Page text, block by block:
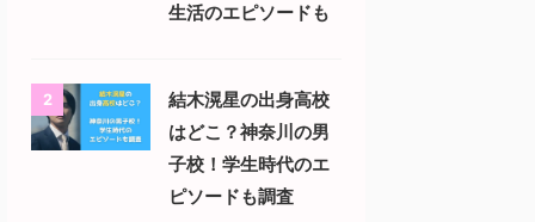
生活のエピソードも
2
結木滉星の出身高校
はどこ？神奈川の男
子校！学生時代のエ
ピソードも調査